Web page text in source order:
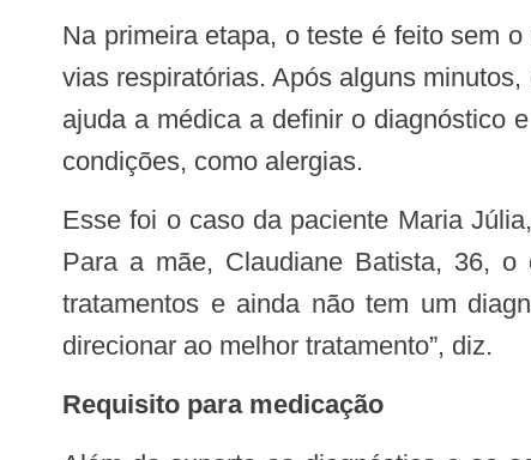
Na primeira etapa, o teste é feito sem o uso de remédio. Em seguida, a criança recebe um broncodilatador, que ajuda a abrir as
vias respiratórias. Após alguns
ajuda a médica a definir o diagnóstico
condições, como alergias.
Esse foi o caso da paciente Maria Júlia, 12, que realizou a espirometria pela primeira vez devido a crises alérgicas frequentes.
Para a mãe, Claudiane Batista, 36,
tratamentos e ainda não tem um
direcionar ao melhor tratamento”, diz.
Requisito para medicação